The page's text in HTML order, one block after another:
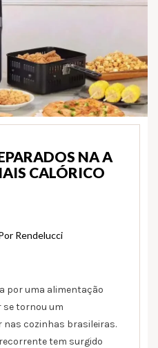
NA A
CALÓRICO
Rendelucci
por uma alimentação
se tornou um
cozinhas brasileiras.
tem surgido